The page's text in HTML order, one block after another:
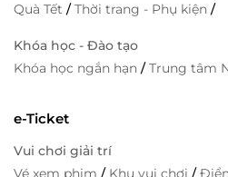
Quà Tết /Thời trang - Phụ kiện /
Khóa học - Đào tạo
Khóa học ngắn hạn /Trung tâm
e-Ticket
Vui chơi giải trí
Vé xem phim / Khu vui chơi /